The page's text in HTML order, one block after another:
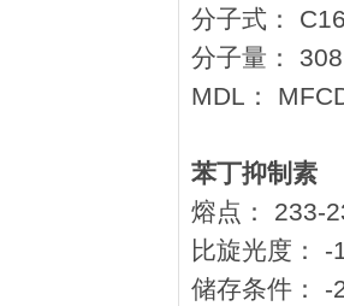
分子式：
分子量：
MDL：
苯丁抑制素
熔点： 233-
比旋光度：
储存条件：